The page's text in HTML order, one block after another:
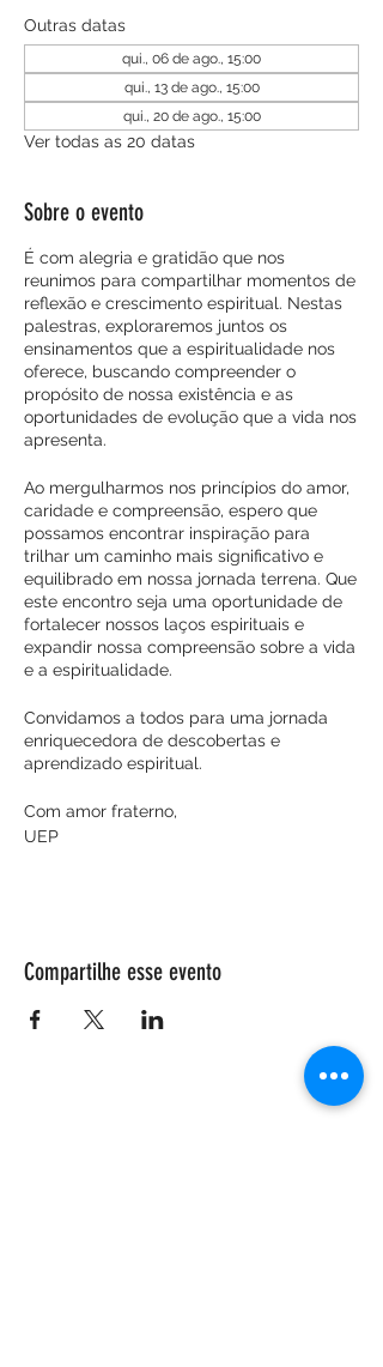
Outras datas
qui., 06 de ago., 15:00
qui., 13 de ago., 15:00
qui., 20 de ago., 15:00
Ver todas as 20 datas
Sobre o evento
É com alegria e gratidão que nos
reunimos para compartilhar momentos de
reflexão e crescimento espiritual. Nestas
palestras, exploraremos juntos os
ensinamentos que a espiritualidade nos
oferece, buscando compreender o
propósito de nossa existência e as
oportunidades de evolução que a vida nos
apresenta.
Ao mergulharmos nos princípios do amor,
caridade e compreensão, espero que
possamos encontrar inspiração para
trilhar um caminho mais significativo e
equilibrado em nossa jornada terrena. Que
este encontro seja uma oportunidade de
fortalecer nossos laços espirituais e
expandir nossa compreensão sobre a vida
e a espiritualidade.
Convidamos a todos para uma jornada
enriquecedora de descobertas e
aprendizado espiritual.
Com amor fraterno,
UEP
Compartilhe esse evento